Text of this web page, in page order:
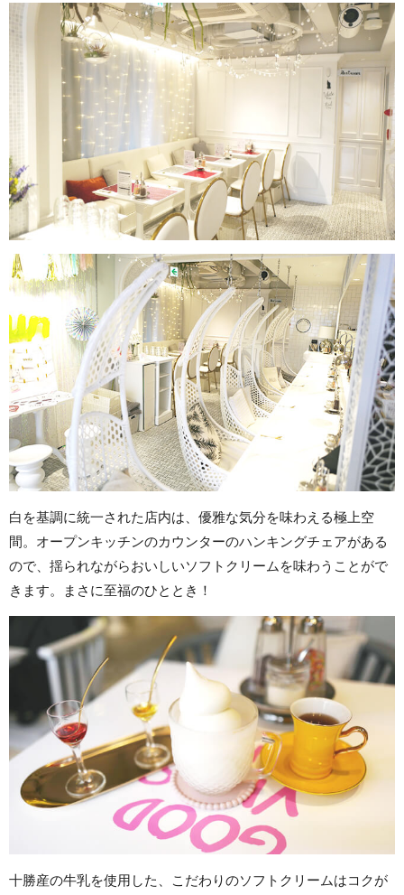
白を基調に統一された店内は、優雅な気分を味わえる極上空
間。オープンキッチンのカウンターのハンキングチェアがある
ので、揺られながらおいしいソフトクリームを味わうことがで
きます。まさに至福のひととき！
十勝産の牛乳を使用した、こだわりのソフトクリームはコクが